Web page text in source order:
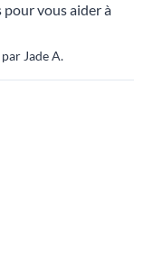
pour vous aider à
Jade A.